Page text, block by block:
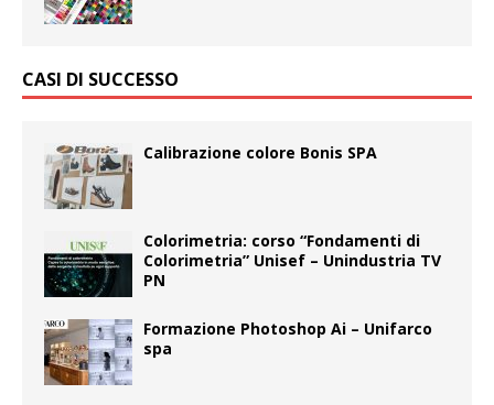
CASI DI SUCCESSO
Calibrazione colore Bonis SPA
Colorimetria: corso “Fondamenti di
Colorimetria” Unisef – Unindustria TV
PN
Formazione Photoshop Ai – Unifarco
spa